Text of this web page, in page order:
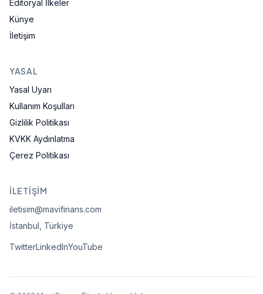
Editöryal İlkeler
Künye
İletişim
YASAL
Yasal Uyarı
Kullanım Koşulları
Gizlilik Politikası
KVKK Aydınlatma
Çerez Politikası
İLETIŞIM
iletisim@mavifinans.com
İstanbul, Türkiye
TwitterLinkedInYouTube